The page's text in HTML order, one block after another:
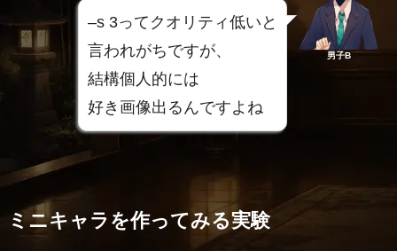
–s 3ってクオリティ低いと
言われがちですが、
結構個人的には
好き画像出るんですよね
男子B
ミニキャラを作ってみる実験